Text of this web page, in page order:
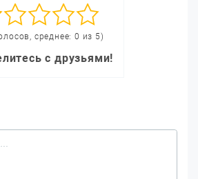
среднее: 0 из 5)
с друзьями!